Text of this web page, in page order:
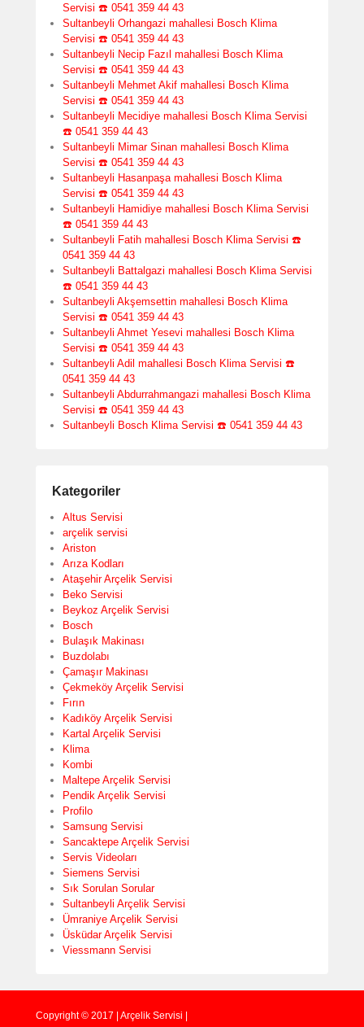
Servisi ☎️ 0541 359 44 43
Sultanbeyli Orhangazi mahallesi Bosch Klima
Servisi ☎️ 0541 359 44 43
Sultanbeyli Necip Fazıl mahallesi Bosch Klima
Servisi ☎️ 0541 359 44 43
Sultanbeyli Mehmet Akif mahallesi Bosch Klima
Servisi ☎️ 0541 359 44 43
Sultanbeyli Mecidiye mahallesi Bosch Klima Servisi
☎️ 0541 359 44 43
Sultanbeyli Mimar Sinan mahallesi Bosch Klima
Servisi ☎️ 0541 359 44 43
Sultanbeyli Hasanpaşa mahallesi Bosch Klima
Servisi ☎️ 0541 359 44 43
Sultanbeyli Hamidiye mahallesi Bosch Klima Servisi
☎️ 0541 359 44 43
Sultanbeyli Fatih mahallesi Bosch Klima Servisi ☎️
0541 359 44 43
Sultanbeyli Battalgazi mahallesi Bosch Klima Servisi
☎️ 0541 359 44 43
Sultanbeyli Akşemsettin mahallesi Bosch Klima
Servisi ☎️ 0541 359 44 43
Sultanbeyli Ahmet Yesevi mahallesi Bosch Klima
Servisi ☎️ 0541 359 44 43
Sultanbeyli Adil mahallesi Bosch Klima Servisi ☎️
0541 359 44 43
Sultanbeyli Abdurrahmangazi mahallesi Bosch Klima
Servisi ☎️ 0541 359 44 43
Sultanbeyli Bosch Klima Servisi ☎️ 0541 359 44 43
Kategoriler
Altus Servisi
arçelik servisi
Ariston
Arıza Kodları
Ataşehir Arçelik Servisi
Beko Servisi
Beykoz Arçelik Servisi
Bosch
Bulaşık Makinası
Buzdolabı
Çamaşır Makinası
Çekmeköy Arçelik Servisi
Fırın
Kadıköy Arçelik Servisi
Kartal Arçelik Servisi
Klima
Kombi
Maltepe Arçelik Servisi
Pendik Arçelik Servisi
Profilo
Samsung Servisi
Sancaktepe Arçelik Servisi
Servis Videoları
Siemens Servisi
Sık Sorulan Sorular
Sultanbeyli Arçelik Servisi
Ümraniye Arçelik Servisi
Üsküdar Arçelik Servisi
Viessmann Servisi
Copyright © 2017 | Arçelik Servisi |